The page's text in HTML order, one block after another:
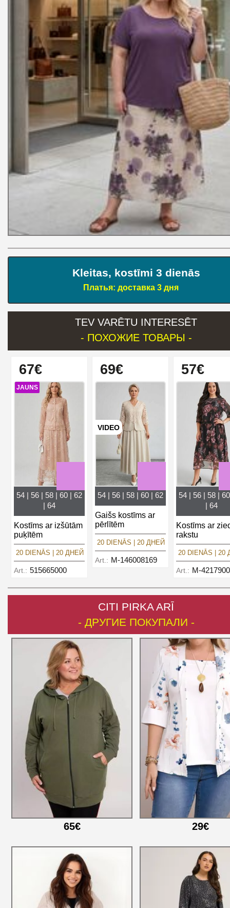
Kleitas, kostīmi 3 dienās
Платья: доставка 3 дня
TEV VARĒTU INTERESĒT
- ПОХОЖИЕ ТОВАРЫ -
67€
JAUNS
54 | 56 | 58 | 60 | 62
| 64
Kostīms ar izšūtām
puķītēm
20 DIENĀS | 20 ДНЕЙ
Art.: 515665000
69€
VIDEO
54 | 56 | 58 | 60 | 62
Gaišs kostīms ar
pērlītēm
20 DIENĀS | 20 ДНЕЙ
Art.: M-146008169
57€
54 | 56 | 58 |
| 64
Kostīms ar
rakstu
20 DIENĀS | 20
Art.: M-
CITI PIRKA ARĪ
- ДРУГИЕ ПОКУПАЛИ -
65€ 29€